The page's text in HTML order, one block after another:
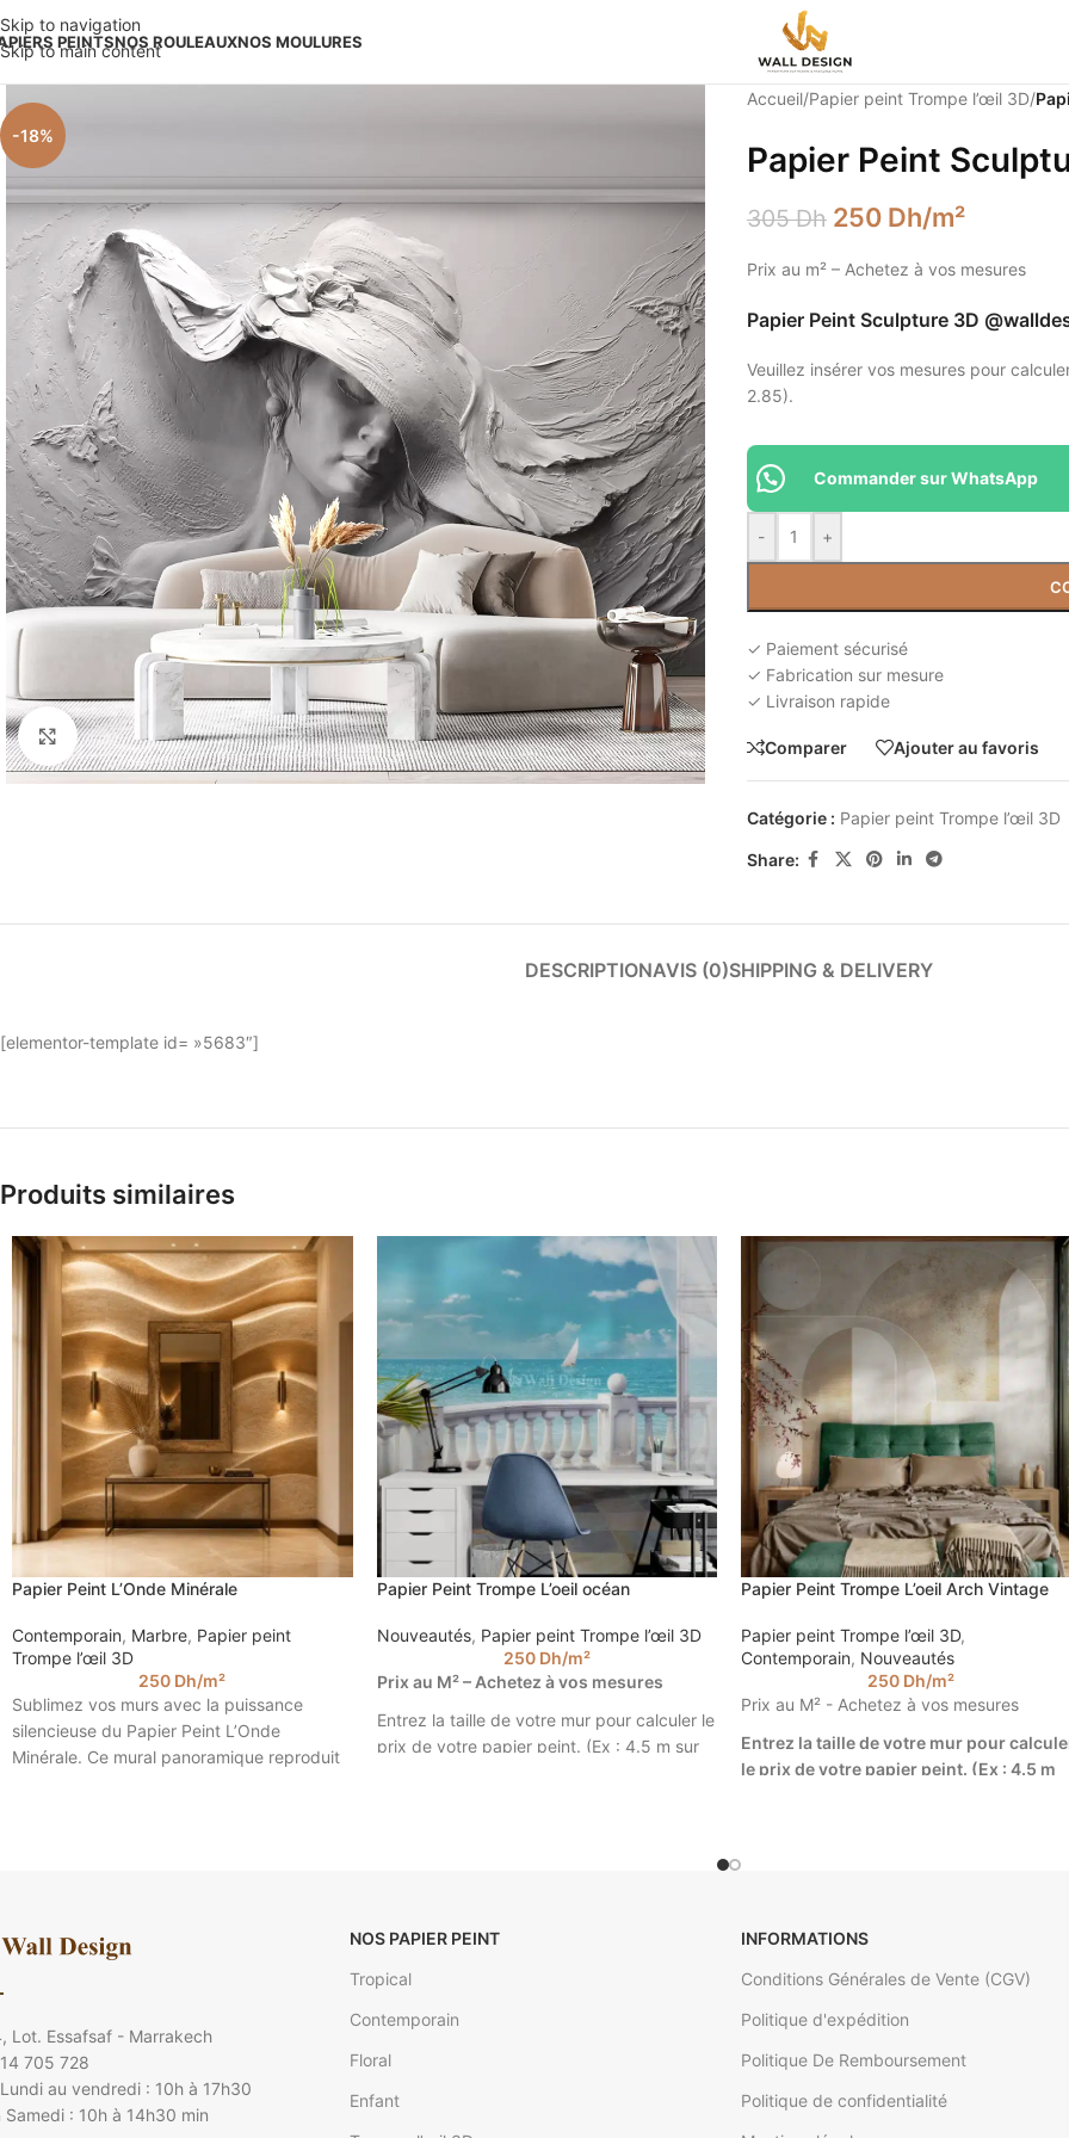
Skip to navigation
Skip to main content
PEINTSNOS ROULEAUXNOS MOULURES
-18%
Élargir
Accueil/Papier peint Trompe l’œil 3D/
Papier Peint
305Dh 250 Dh/m²
Prix au m² – Achetez à vos mesures
Papier Peint Sculpture 3D
Veuillez insérer vos mesures pour
2.85).
- +
Commander sur WhatsApp
✓ Paiement sécurisé
✓ Fabrication sur mesure
✓ Livraison rapide
Comparer Ajouter au favoris
Catégorie : Papier peint Trompe l’œil 3D
Share:
DESCRIPTIONAVIS (0)SHIPPING & DELIVERY
[elementor-template id= »5683″]
Produits similaires
Papier Peint L’Onde Minérale
Contemporain, Marbre, Papier peint
Trompe l’œil 3D
250 Dh/m²
Sublimez vos murs avec la puissance
silencieuse du Papier Peint L’Onde
Minérale. Ce mural panoramique reproduit
Papier Peint Trompe L’oeil océan
Nouveautés, Papier peint Trompe l’œil 3D
250 Dh/m²
Prix au M² – Achetez à vos mesures
Entrez la taille de votre mur pour calculer le
prix de votre papier peint. (Ex : 4.5 m sur
Papier Peint Trompe L’oeil Arch Vintage
Papier peint Trompe l’œil 3D,
Contemporain, Nouveautés
250 Dh/m²
Prix au M² - Achetez à vos mesures
Entrez la taille de votre mur pour
le prix de votre papier peint. (Ex : 4.5 m
Lot. Essafsaf - Marrakech
705 728
au vendredi : 10h à 17h30
Samedi : 10h à 14h30 min
NOS PAPIER PEINT
Tropical
Contemporain
Floral
Enfant
INFORMATIONS
Conditions Générales de Vente (CGV)
Politique d'expédition
Politique De Remboursement
Politique de confidentialité